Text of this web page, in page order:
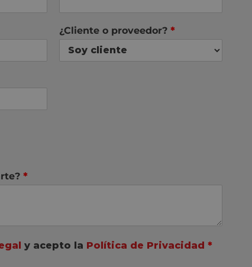
¿Cliente o proveedor? *
*
y acepto la Política de Privacidad *